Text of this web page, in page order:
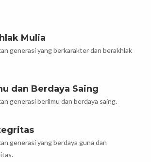
Mulia
generasi yang berkarakter dan berakhlak
dan Berdaya Saing
generasi berilmu dan berdaya saing.
generasi yang berdaya guna dan